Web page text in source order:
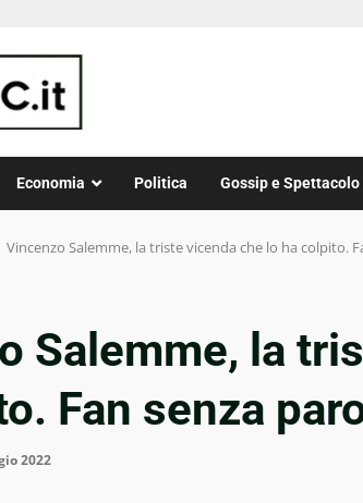
Economia Politica Gossip e Spettacolo
Vincenzo Salemme, la triste vicenda che lo ha colpito.
Salemme, la
Fan senza
2022